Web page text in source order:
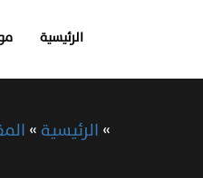
الرئيسية
»الرئيسية»